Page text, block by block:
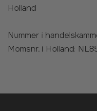
Holland
Nummer i
Momsnr. i Holland: